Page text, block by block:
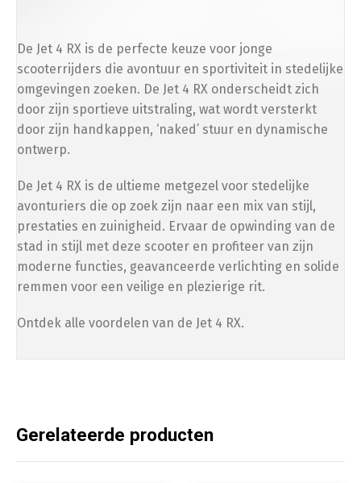
Telefoonhouder(+ €50.00)
Bescherming
Scooterhoes( +€ 50.00 )
Opvoeren
De Jet 4 RX is de perfecte keuze voor jonge
scooterrijders die avontuur en sportiviteit in stedelijke
omgevingen zoeken. De Jet 4 RX onderscheidt zich
door zijn sportieve uitstraling, wat wordt versterkt
door zijn handkappen, ‘naked’ stuur en dynamische
ontwerp.
De Jet 4 RX is de ultieme metgezel voor stedelijke
avonturiers die op zoek zijn naar een mix van stijl,
prestaties en zuinigheid. Ervaar de opwinding van de
stad in stijl met deze scooter en profiteer van zijn
moderne functies, geavanceerde verlichting en solide
remmen voor een veilige en plezierige rit.
Ontdek alle voordelen van de Jet 4 RX.
Gerelateerde producten